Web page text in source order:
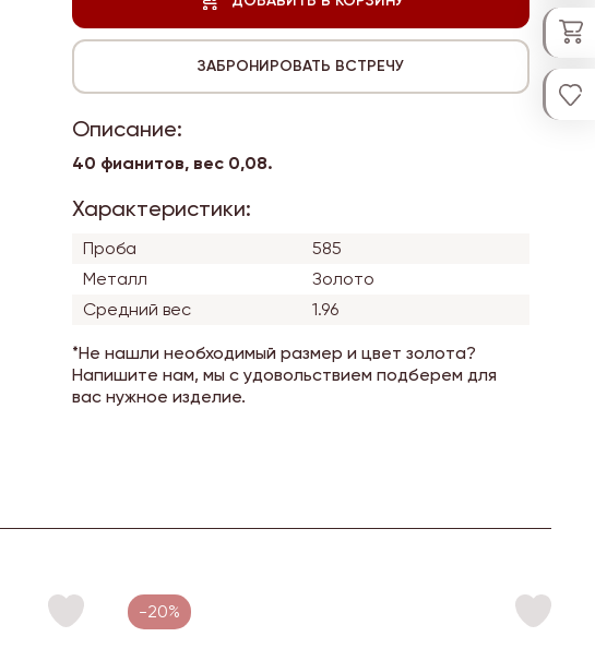
Описание:
40 фианитов, вес 0,08.
Характеристики:
Проба
585
Металл
Золото
Средний вес
1.96
*Не нашли необходимый размер и цвет золота?
Напишите нам, мы с удовольствием подберем для
вас нужное изделие.
-20%